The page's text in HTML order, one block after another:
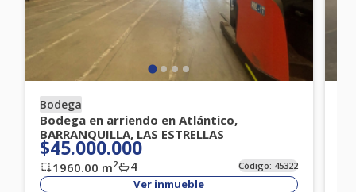
Bodega
Bodega en arriendo en Atlántico,
BARRANQUILLA, LAS ESTRELLAS
$45.000.000
1960.00 m2 4 Código: 45322
Ver inmueble